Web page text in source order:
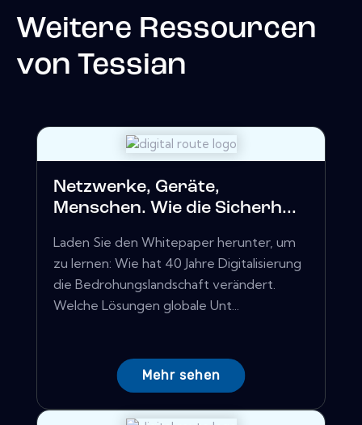
Weitere Ressourcen
von Tessian
Netzwerke, Geräte,
Menschen. Wie die Sicherh...
Laden Sie den Whitepaper herunter, um
zu lernen: Wie hat 40 Jahre Digitalisierung
die Bedrohungslandschaft verändert.
Welche Lösungen globale Unt...
Mehr sehen